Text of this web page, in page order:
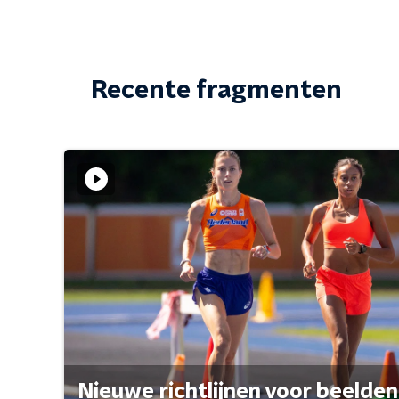
Recente fragmenten
Nieuwe richtlijnen voor